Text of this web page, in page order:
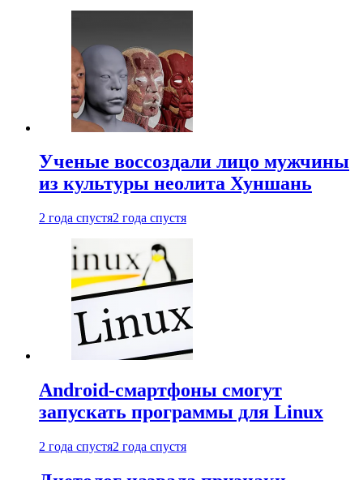
Ученые воссоздали лицо мужчины
из культуры неолита Хуншань
2 года спустя2 года спустя
Android-смартфоны смогут
запускать программы для Linux
2 года спустя2 года спустя